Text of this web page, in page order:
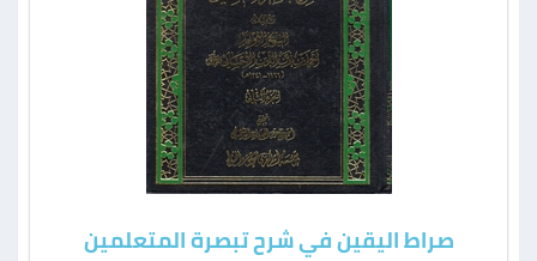
صراط اليقين في شرح تبصرة المتعلمين